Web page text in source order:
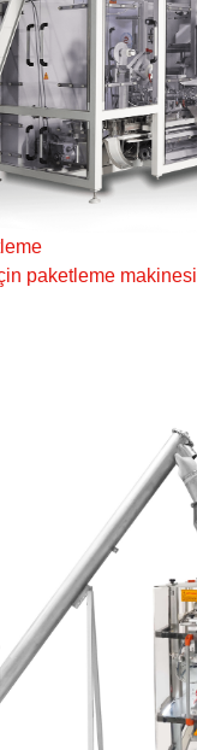
paketleme makinesi